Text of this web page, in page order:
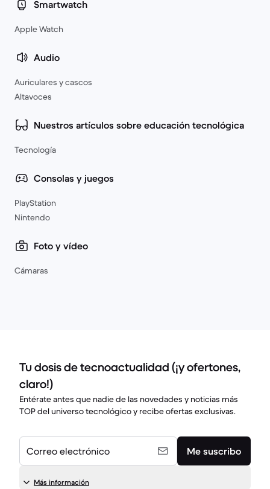
Smartwatch
Apple Watch
Audio
Auriculares y cascos
Altavoces
Nuestros artículos sobre educación tecnológica
Tecnología
Consolas y juegos
PlayStation
Nintendo
Foto y vídeo
Cámaras
Tu dosis de tecnoactualidad (¡y ofertones,
claro!)
Entérate antes que nadie de las novedades y noticias más
TOP del universo tecnológico y recibe ofertas exclusivas.
Correo electrónico Me suscribo
Más información